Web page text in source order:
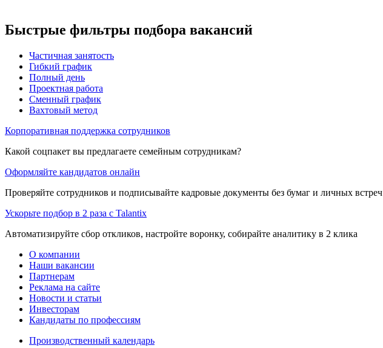
Быстрые фильтры подбора вакансий
Частичная занятость
Гибкий график
Полный день
Проектная работа
Сменный график
Вахтовый метод
Корпоративная поддержка сотрудников
Какой соцпакет вы предлагаете семейным сотрудникам?
Оформляйте кандидатов онлайн
Проверяйте сотрудников и подписывайте кадровые документы без бумаг и личных встреч
Ускорьте подбор в 2 раза с Talantix
Автоматизируйте сбор откликов, настройте воронку, собирайте аналитику в 2 клика
О компании
Наши вакансии
Партнерам
Реклама на сайте
Новости и статьи
Инвесторам
Кандидаты по профессиям
Производственный календарь